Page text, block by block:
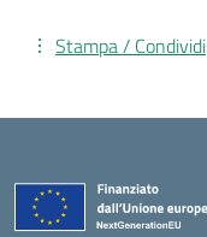
Stampa / Condividi